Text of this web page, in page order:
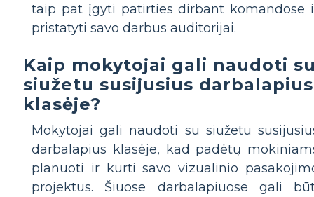
taip pat įgyti patirties dirbant komandose
pristatyti savo darbus auditorijai.
Kaip mokytojai gali naudoti
siužetu susijusius darbalapius
klasėje?
Mokytojai gali naudoti su siužetu
darbalapius klasėje, kad padėtų
planuoti ir kurti savo vizualinio
projektus. Šiuose darbalapiuose gali